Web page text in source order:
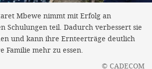
Mbewe nimmt mit Erfolg an
Schulungen teil. Dadurch verbessert sie
und kann ihre Ernteerträge deutlich
Familie mehr zu essen.
© CADECOM